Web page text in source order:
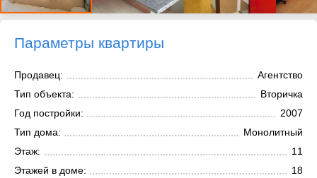
Параметры квартиры
Продавец:
Агентство
Тип объекта:
Вторичка
Год постройки:
2007
Тип дома:
Монолитный
Этаж:
11
Этажей в доме:
18